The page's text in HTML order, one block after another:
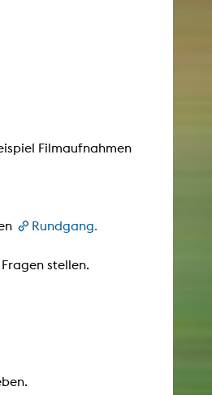
Filmaufnahmen
Rundgang.
stellen.